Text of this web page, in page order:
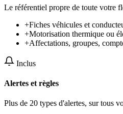
Le référentiel propre de toute votre
+Fiches véhicules et
+Motorisation thermique ou
+Affectations, groupes,
Inclus
Alertes et règles
Plus de 20 types d'alertes, sur tous